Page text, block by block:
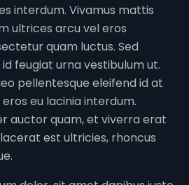
interdum. Vivamus mattis
ultrices arcu vel eros
quam luctus. Sed
feugiat urna vestibulum ut.
pellentesque eleifend id at
eu lacinia interdum.
auctor quam, et viverra erat
est ultricies, rhoncus